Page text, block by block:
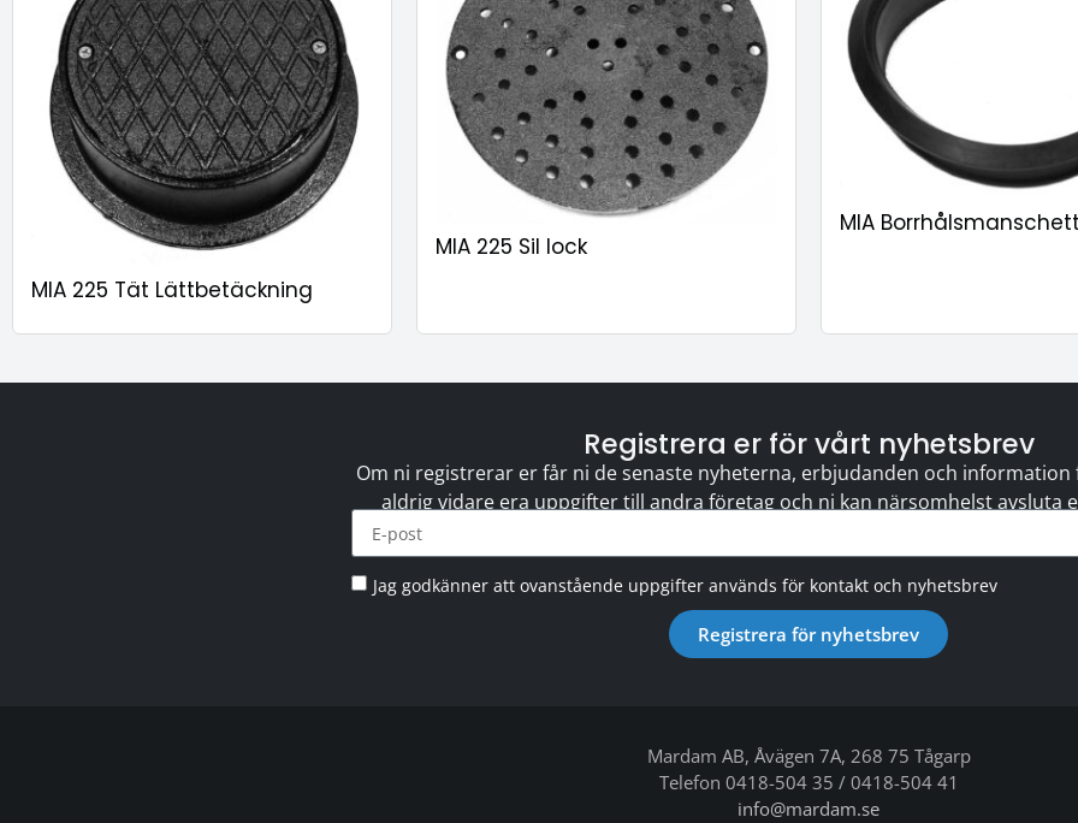
MIA 225 Tät Lättbetäckning
MIA 225 Sil lock
MIA
Registrera er för vårt nyhetsbrev
Om ni registrerar er får ni de senaste nyheterna, erbjudanden och information
aldrig vidare era uppgifter till andra företag och ni kan närsomhelst avsluta
Jag godkänner att ovanstående uppgifter används för kontakt och nyhetsbrev
Registrera för nyhetsbrev
Mardam AB, Åvägen 7A, 268 75 Tågarp
Telefon 0418-504 35 / 0418-504 41
info@mardam.se